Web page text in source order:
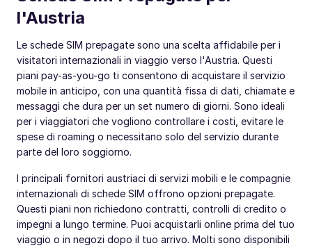
l'Austria
Le schede SIM prepagate sono una scelta affidabile per i
visitatori internazionali in viaggio verso l'Austria. Questi
piani pay-as-you-go ti consentono di acquistare il servizio
mobile in anticipo, con una quantità fissa di dati, chiamate e
messaggi che dura per un set numero di giorni. Sono ideali
per i viaggiatori che vogliono controllare i costi, evitare le
spese di roaming o necessitano solo del servizio durante
parte del loro soggiorno.
I principali fornitori austriaci di servizi mobili e le compagnie
internazionali di schede SIM offrono opzioni prepagate.
Questi piani non richiedono contratti, controlli di credito o
impegni a lungo termine. Puoi acquistarli online prima del tuo
viaggio o in negozi dopo il tuo arrivo. Molti sono disponibili